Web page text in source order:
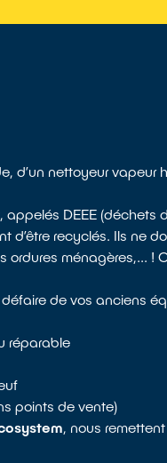
d’un nettoyeur
DEEE (déchets
recyclés. Ils ne
ménagères,... !
de vos anciens
réparable
points de vente)
, nous